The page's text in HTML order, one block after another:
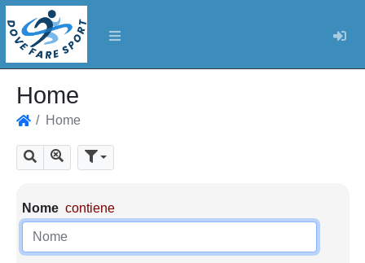
Home
Home
Cerca Mostra tutti i risultati
Parametri di ricerca
Nome contiene